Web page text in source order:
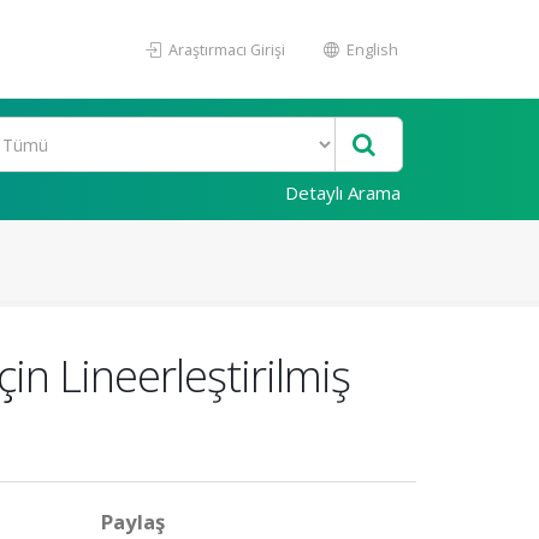
Araştırmacı Girişi English
Detaylı Arama
Lineerleştirilmiş
Paylaş